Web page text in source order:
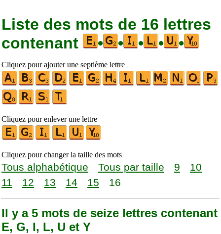
Liste des mots de 16 lettres
contenant
• • • • •
Cliquez pour ajouter une septième lettre
Cliquez pour enlever une lettre
Cliquez pour changer la taille des mots
Tous alphabétique Tous par taille 9
10
11
12 13 14 15 16
Il y a 5 mots de seize lettres contenant
E, G, I, L, U et Y